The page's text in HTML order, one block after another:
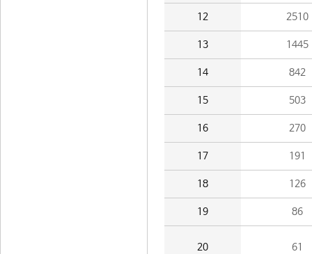
12 2510
13 1445
14 842
15 503
16 270
17 191
18 126
19 86
20 61